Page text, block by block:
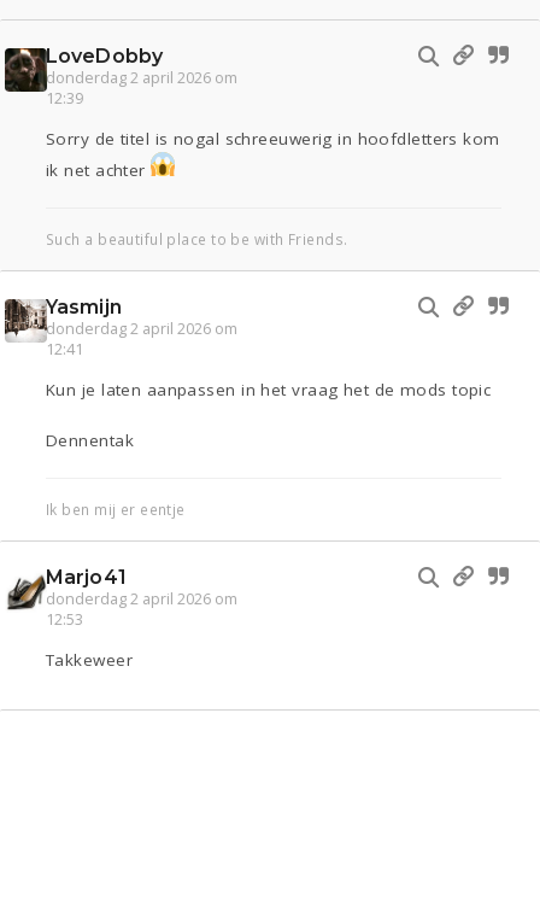
LoveDobby
donderdag 2 april 2026 om
12:39
Sorry de titel is nogal schreeuwerig in hoofdletters kom
ik net achter
Such a beautiful place to be with Friends.
Yasmijn
donderdag 2 april 2026 om
12:41
Kun je laten aanpassen in het vraag het de mods topic
Dennentak
Ik ben mij er eentje
Marjo41
donderdag 2 april 2026 om
12:53
Takkeweer